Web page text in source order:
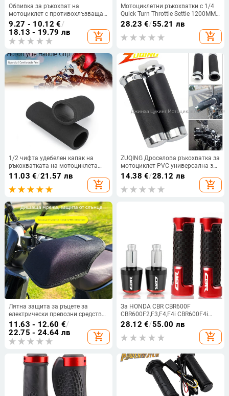
Обвивка за ръкохват на
мотоциклет с противохлъзваща
повърхност, PVC, водоустойчива
9.27 - 10.12 €/
18.13 - 19.79 лв
add_shopping_cart
Мотоциклетни ръкохватки с 1/4
Quick Turn Throttle Settle 1200MM
дроселов кабел за PRO TAPER
Handlebar Dirt Pit Bike Motocross
Parts
28.23 €/55.21 лв
add_shopping_cart
1/2 чифта удебелен капак на
ръкохватката на мотоциклета
Пяна против хлъзгане
Вибрационен капак на
ръкохватката Аксесоари за
11.03 €/21.57 лв
add_shopping_cart
ZUQING Дроселова ръкохватка за
мотоциклет PVC универсална за
ръкохватки дишаща
водоустойчива износоустойчива
14.38 €/28.12 лв
add_shopping_cart
Лятна защита за ръцете за
електрически превозни средства
– покривало за ръкохватки,
слънцезащита, водо- и
ветроустойчив 3D защитник за
ръце
11.63 - 12.60 €/
22.75 - 24.64 лв
add_shopping_cart
За HONDA CBR CBR600F
CBR600F2,F3,F4,F4i CBR600F4i
CBR600 CBR900 CBR900RR
CBR650F CB650F CB250R Краища
на дръжките на мотоциклета
28.12 €/55.00 лв
add_shopping_cart